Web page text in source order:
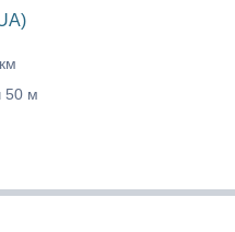
50 м